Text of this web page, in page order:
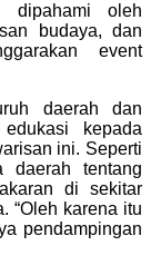
dipahami oleh
budaya, dan
event
daerah dan
kepada
ini. Seperti
daerah tentang
di sekitar
“Oleh karena itu
pendampingan